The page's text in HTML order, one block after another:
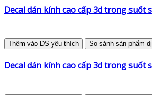
Decal dán kính cao cấp 3d trong suốt
Thêm vào DS yêu thích So sánh sản phẩm
Decal dán kính cao cấp 3d trong suốt